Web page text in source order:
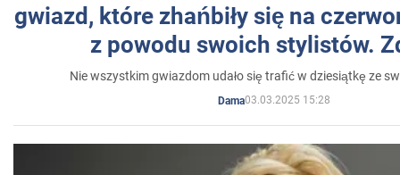
gwiazd, które zhańbiły się na
z powodu swoich stylistów.
Nie wszystkim gwiazdom udało się trafić w dziesiątkę ze
Dama03.03.2025 15:28